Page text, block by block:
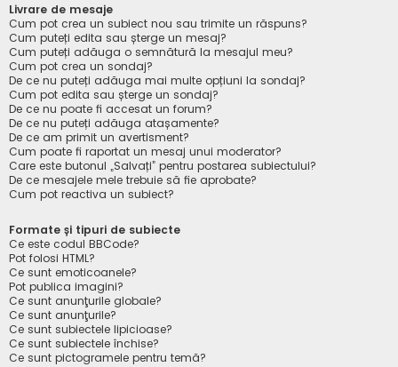
Livrare de mesaje
Cum pot crea un subiect nou sau trimite un răspuns?
Cum puteți edita sau șterge un mesaj?
Cum puteți adăuga o semnătură la mesajul meu?
Cum pot crea un sondaj?
De ce nu puteți adăuga mai multe opțiuni la sondaj?
Cum pot edita sau șterge un sondaj?
De ce nu poate fi accesat un forum?
De ce nu puteți adăuga atașamente?
De ce am primit un avertisment?
Cum poate fi raportat un mesaj unui moderator?
Care este butonul „Salvați” pentru postarea subiectului?
De ce mesajele mele trebuie să fie aprobate?
Cum pot reactiva un subiect?
Formate și tipuri de subiecte
Ce este codul BBCode?
Pot folosi HTML?
Ce sunt emoticoanele?
Pot publica imagini?
Ce sunt anunţurile globale?
Ce sunt anunţurile?
Ce sunt subiectele lipicioase?
Ce sunt subiectele închise?
Ce sunt pictogramele pentru temă?